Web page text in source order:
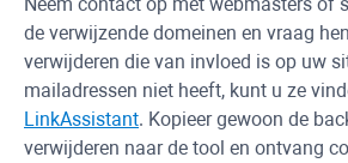
de verwijzende domeinen en vraag
verwijderen die van invloed is op uw
mailadressen niet heeft, kunt u ze
LinkAssistant. Kopieer gewoon de
verwijderen naar de tool en ontvang